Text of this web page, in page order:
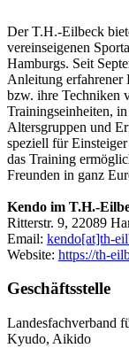
Der T.H.-Eilbeck
vereinseigenen
Hamburgs. Seit
Anleitung erfahrener
bzw. ihre Techniken
Trainingseinheiten,
Altersgruppen und
speziell für
das Training
Freunden in ganz
Kendo im T.H.-
Ritterstr. 9, 22089
Email: kendo[at]th-
Website: https://th-
Geschäftsstelle
Landesfachverband
Kyudo, Aikido